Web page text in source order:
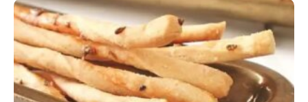
Comer Bem: Palitinhos De Cebola E Salsa